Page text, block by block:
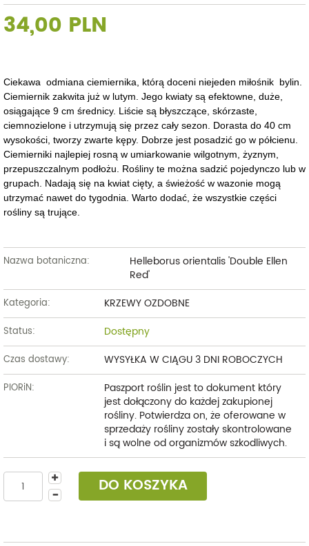
34,00 PLN
Ciekawa odmiana ciemiernika, którą doceni niejeden miłośnik bylin.
Ciemiernik zakwita już w lutym. Jego kwiaty są efektowne, duże,
osiągające 9 cm średnicy. Liście są błyszczące, skórzaste,
ciemnozielone i utrzymują się przez cały sezon. Dorasta do 40 cm
wysokości, tworzy zwarte kępy. Dobrze jest posadzić go w półcienu.
Ciemierniki najlepiej rosną w umiarkowanie wilgotnym, żyznym,
przepuszczalnym podłożu. Rośliny te można sadzić pojedynczo lub w
grupach. Nadają się na kwiat cięty, a świeżość w wazonie mogą
utrzymać nawet do tygodnia. Warto dodać, że wszystkie części
rośliny są trujące.
Nazwa botaniczna:
Helleborus orientalis 'Double Ellen
Red'
Kategoria: KRZEWY OZDOBNE
Status: Dostępny
Czas dostawy: WYSYŁKA W CIĄGU 3 DNI ROBOCZYCH
PIORiN:
Paszport roślin jest to dokument który
jest dołączony do każdej zakupionej
rośliny. Potwierdza on, że oferowane w
sprzedaży rośliny zostały skontrolowane
i są wolne od organizmów szkodliwych.
DO KOSZYKA